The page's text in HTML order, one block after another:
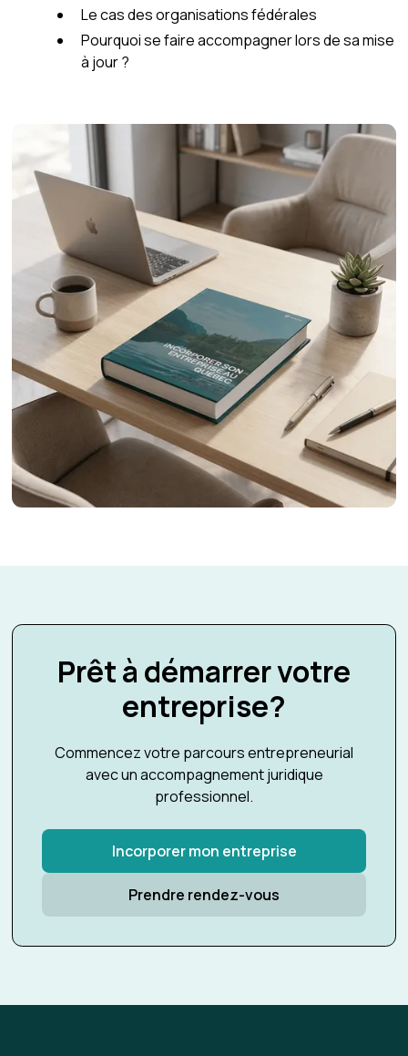
Le cas des organisations fédérales
Pourquoi se faire accompagner lors de sa mise
à jour ?
Prêt à démarrer votre
entreprise?
Commencez votre parcours entrepreneurial
avec un accompagnement juridique
professionnel.
Incorporer mon entreprise
Prendre rendez-vous